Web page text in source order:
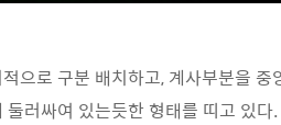
으로 구분 배치하고, 계사부분을 중
러싸여 있는듯한 형태를 띠고 있다.